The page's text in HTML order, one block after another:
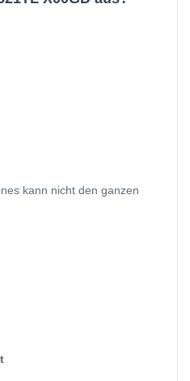
kann nicht den ganzen